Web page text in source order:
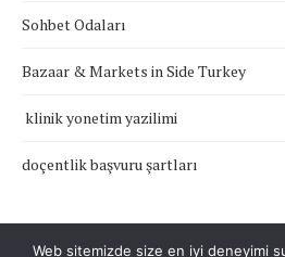
Sohbet Odaları
Bazaar & Markets in Side Turkey
klinik yonetim yazilimi
doçentlik başvuru şartları
Web sitemizde size en iyi deneyimi